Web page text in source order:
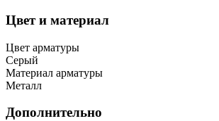
Цвет и материал
Цвет арматуры
Серый
Материал арматуры
Металл
Дополнительно